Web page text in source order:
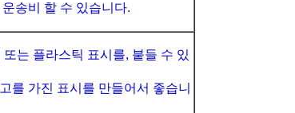
송비 할 수 있습니다.
는 플라스틱 표시를, 붙들 수 있
를 가진 표시를 만들어서 좋습니